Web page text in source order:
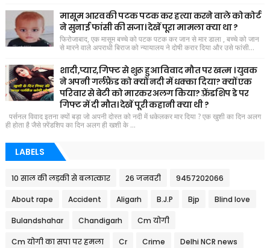
मासूम आरव की पटक पटक कर हत्या करने वाले को कोर्ट
ने सुनाई फांसी की सजा। देखें पूरा मामला क्या था ?
फिरोजाबाद, एक मासूम बच्चे को पटक पटक कर जान से मार डाला , बच्चे को जान
से मारने वाले अपराधी बिराज को न्यायालय ने दोषी करार दिया और उसे फांसी...
शादी,प्यार,गिफ्ट से शुरू हुआ विवाद मौत पर खत्म । युवक
ने अपनी गर्लफ्रैंड को क्यों नदी में धक्का दिया? क्यों एक
परिवार से बेटी को मारकर अलग किया? फ़्रेंडशिप डे पर
गिफ्ट में दी मौत। देखें पूरी कहानी क्या थी ?
पर्सनल विवाद इतना क्यों बड़ा जो अपनी दोस्त को नदी में धकेलकर मार दिया ? एक खुशी का दिन अलग
ही होता है जैसे फ़्रेंडशिप का दिन अलग ही खशी के ...
LABELS
10 साल की लड़की से बलात्कार 26 जनवरी 9457202066
About rape Accident Aligarh B.J.P Bjp Blind love
Bulandshahar Chandigarh Cm योगी
Cm योगी का सपा पर हमला Cr Crime Delhi NCR news